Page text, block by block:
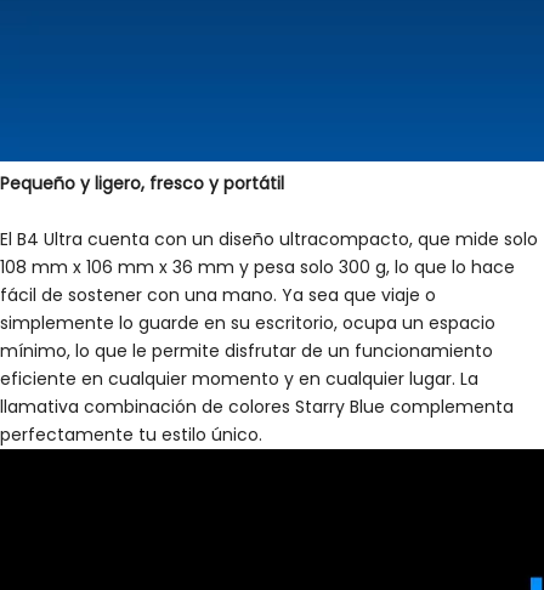
Pequeño y ligero, fresco y portátil
El B4 Ultra cuenta con un diseño ultracompacto, que mide solo
108 mm x 106 mm x 36 mm y pesa solo 300 g, lo que lo hace
fácil de sostener con una mano. Ya sea que viaje o
simplemente lo guarde en su escritorio, ocupa un espacio
mínimo, lo que le permite disfrutar de un funcionamiento
eficiente en cualquier momento y en cualquier lugar. La
llamativa combinación de colores Starry Blue complementa
perfectamente tu estilo único.